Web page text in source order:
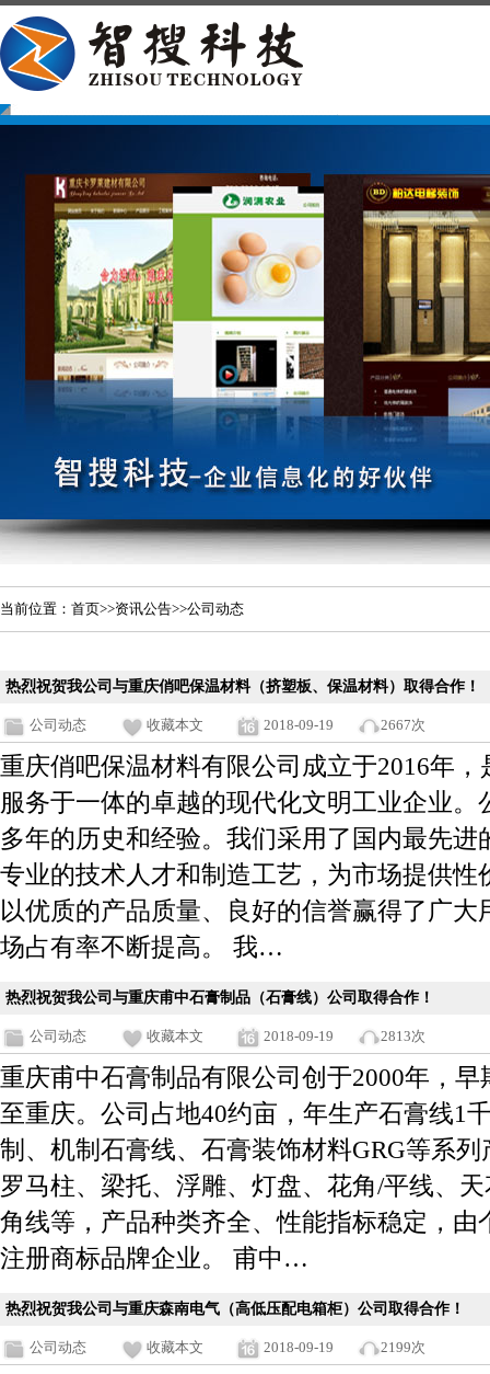
当前位置： 首页>>资讯公告>>公司动态
热烈祝贺我公司与重庆俏吧保温材料（挤塑板、保温材料）取得合作！
公司动态 收藏本文 2018-09-19 2667次
重庆俏吧保温材料有限公司成立于2016年
服务于一体的卓越的现代化文明工业企业
多年的历史和经验。我们采用了国内最先
专业的技术人才和制造工艺，为市场提供性
以优质的产品质量、良好的信誉赢得了广
场占有率不断提高。 我…
热烈祝贺我公司与重庆甫中石膏制品（石膏线）公司取得合作！
公司动态 收藏本文 2018-09-19 2813次
重庆甫中石膏制品有限公司创于2000年，
至重庆。公司占地40约亩，年生产石膏线1
制、机制石膏线、石膏装饰材料GRG等系
罗马柱、梁托、浮雕、灯盘、花角/平线、
角线等，产品种类齐全、性能指标稳定，
注册商标品牌企业。 甫中…
热烈祝贺我公司与重庆森南电气（高低压配电箱柜）公司取得合作！
公司动态 收藏本文 2018-09-19 2199次